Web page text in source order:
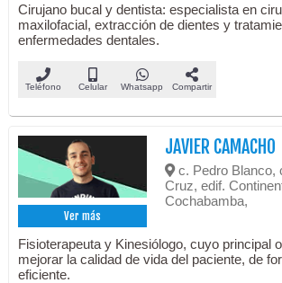
Cirujano bucal y dentista: especialista en
maxilofacial, extracción de dientes y
enfermedades dentales.
Teléfono Celular Whatsapp Compartir
Ver más
JAVIER CAMACHO
c. Pedro Blanco,
Cruz, edif.
Cochabamba,
Fisioterapeuta y Kinesiólogo, cuyo principal
mejorar la calidad de vida del paciente, de
eficiente.